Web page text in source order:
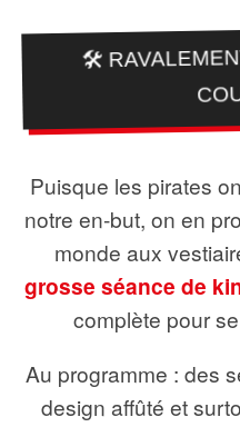
🛠️
Puisque les pirates
notre en-but, on en
monde aux
grosse séance de
complète pour
Au programme : des
design affûté et